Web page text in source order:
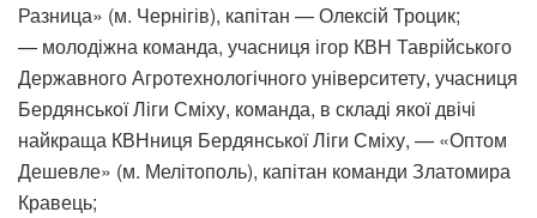
Разница» (м. Чернігів), капітан — Олексій Троцик;
— молодіжна команда, учасниця ігор КВН Таврійського
Державного Агротехнологічного університету, учасниця
Бердянської Ліги Сміху, команда, в складі якої двічі
найкраща КВНниця Бердянської Ліги Сміху, — «Оптом
Дешевле» (м. Мелітополь), капітан команди Златомира
Кравець;